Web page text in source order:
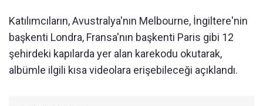
Katılımcıların, Avustralya'nın Melbourne, İngiltere'nin
başkenti Londra, Fransa'nın başkenti Paris gibi 12
şehirdeki kapılarda yer alan karekodu okutarak,
albümle ilgili kısa videolara erişebileceği açıklandı.